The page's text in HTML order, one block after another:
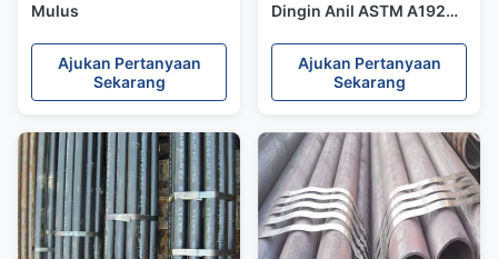
Mulus
Ajukan Pertanyaan
Sekarang
Dingin Anil ASTM A192
Tinggi
Ajukan Pertanyaan
Sekarang